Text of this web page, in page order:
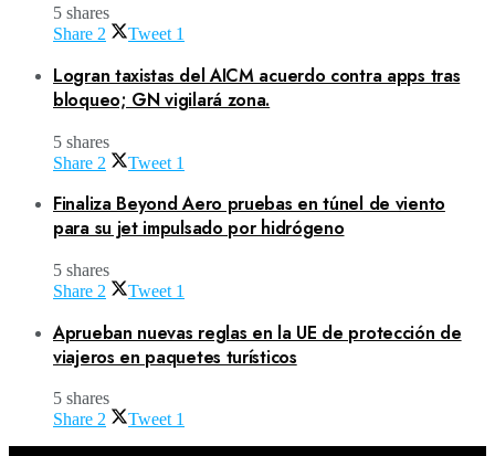
5 shares
Share 2 Tweet 1
Logran taxistas del AICM acuerdo contra apps tras
bloqueo; GN vigilará zona.
5 shares
Share 2 Tweet 1
Finaliza Beyond Aero pruebas en túnel de viento
para su jet impulsado por hidrógeno
5 shares
Share 2 Tweet 1
Aprueban nuevas reglas en la UE de protección de
viajeros en paquetes turísticos
5 shares
Share 2 Tweet 1